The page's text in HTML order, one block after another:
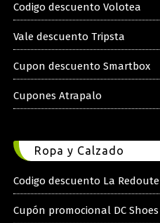
Codigo descuento Volotea
Vale descuento Tripsta
Cupon descuento Smartbox
Cupones Atrapalo
Ropa y Calzado
Codigo descuento La Redoute
Cupón promocional DC Shoes